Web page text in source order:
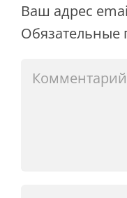
Ваш адрес
Обязательные